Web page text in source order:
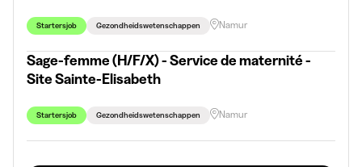
Startersjob Gezondheidswetenschappen Namur
Sage-femme (H/F/X) - Service de maternité -
Site Sainte-Elisabeth
Startersjob Gezondheidswetenschappen Namur